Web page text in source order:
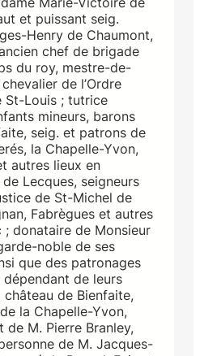
et puissant seig.
Henry de Chaumont,
chef de brigade
du roy, mestre-de-
de l’Ordre
St-Louis ; tutrice
mineurs, barons
seig. et patrons de
la Chapelle-Yvon,
autres lieux en
Lecques, seigneurs
de St-Michel de
Fabrègues et autres
; donataire de Monsieur
noble de ses
que des patronages
de leurs
de Bienfaite,
la Chapelle-Yvon,
M. Pierre Branley,
de M. Jacques-